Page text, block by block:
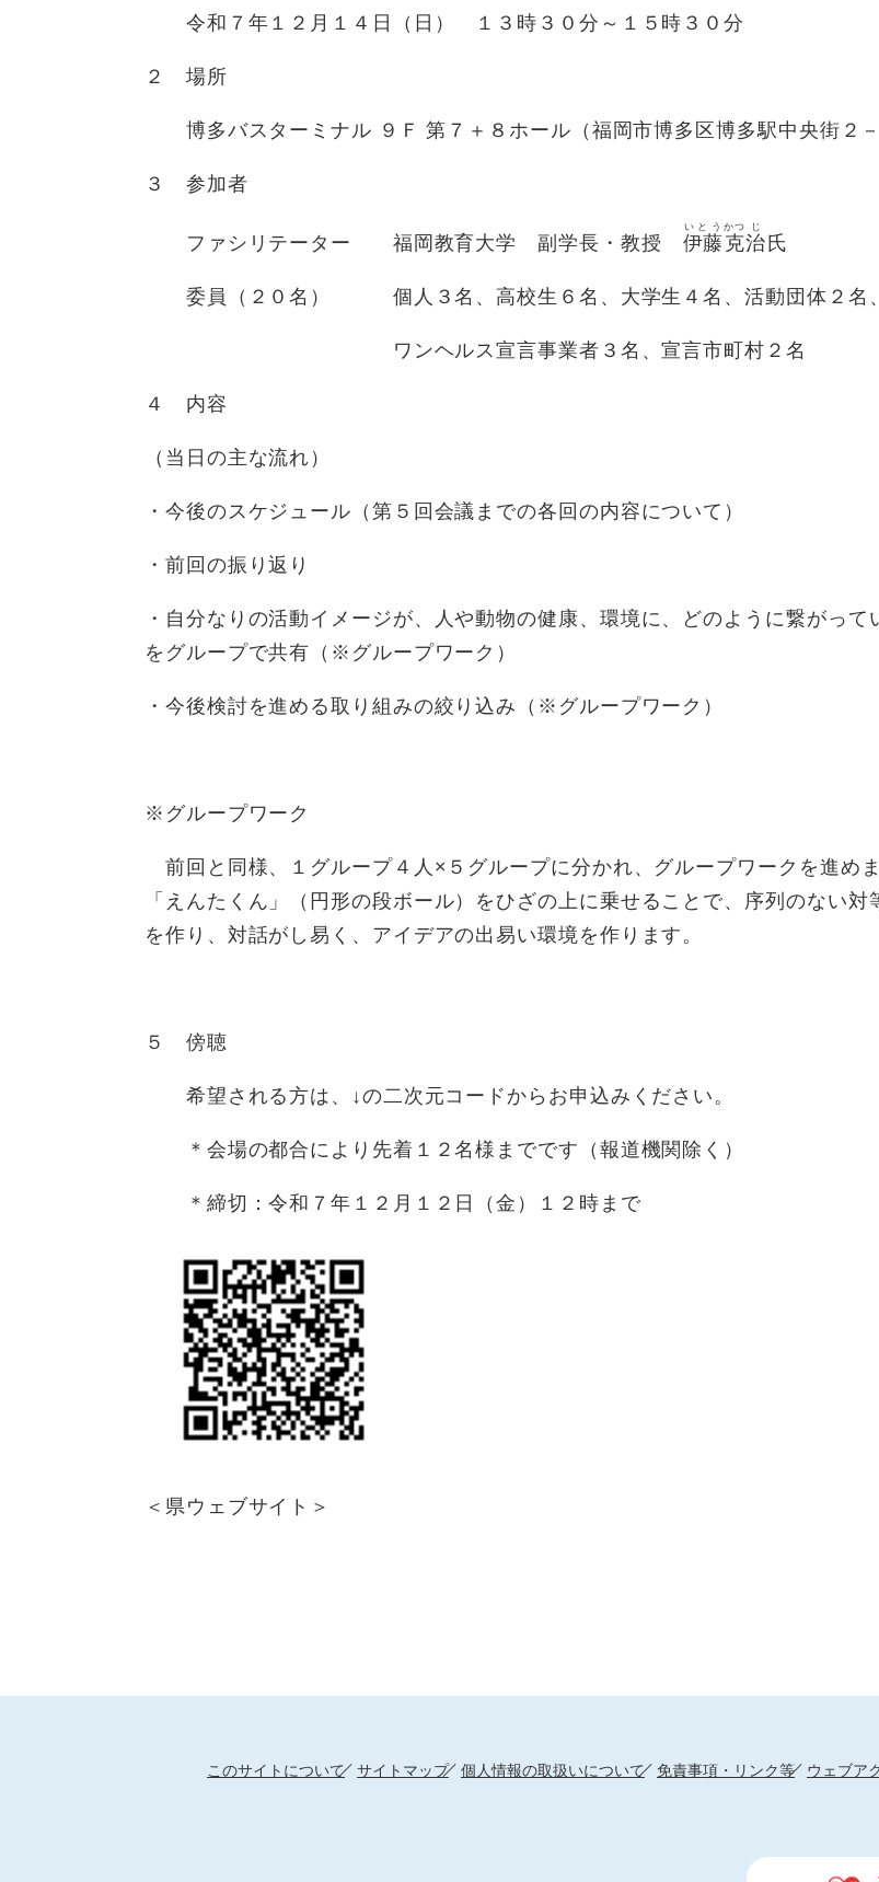
令和７年１２月１４日（日） １３時３０分～１５時３０分
２ 場所
博多バスターミナル ９Ｆ 第７＋８ホール（福岡市博多区博多駅中央街２－
３ 参加者
ファシリテーター 福岡教育大学 副学長・教授 伊藤
いとう
克
かつ
治
じ
氏
委員（２０名） 個人３名、高校生６名、大学生４名、活動団体２名、
ワンヘルス宣言事業者３名、宣言市町村２名
４ 内容
（当日の主な流れ）
・今後のスケジュール（第５回会議までの各回の内容について）
・前回の振り返り
・自分なりの活動イメージが、人や動物の健康、環境に、どのように繋がって
をグループで共有（※グループワーク）
・今後検討を進める取り組みの絞り込み（※グループワーク）
※グループワーク
前回と同様、１グループ４人×５グループに分かれ、グループワークを進めま
「えんたくん」（円形の段ボール）をひざの上に乗せることで、序列のない対
を作り、対話がし易く、アイデアの出易い環境を作ります。
５ 傍聴
希望される方は、↓の二次元コードからお申込みください。
＊会場の都合により先着１２名様までです（報道機関除く）
＊締切：令和７年１２月１２日（金）１２時まで
＜県ウェブサイト＞
このサイトについて サイトマップ 個人情報の取扱いについて 免責事項・リンク等 ウェブア